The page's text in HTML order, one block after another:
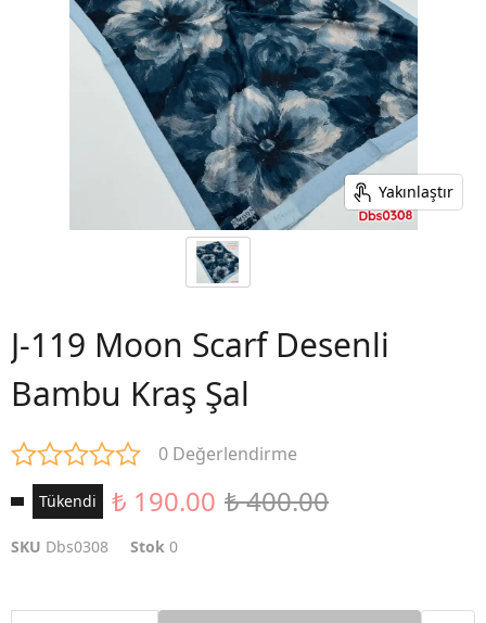
Yakınlaştır
J-119 Moon Scarf Desenli
Bambu Kraş Şal
0 Değerlendirme
Tükendi ₺ 190.00 ₺ 400.00
SKU Dbs0308 Stok 0